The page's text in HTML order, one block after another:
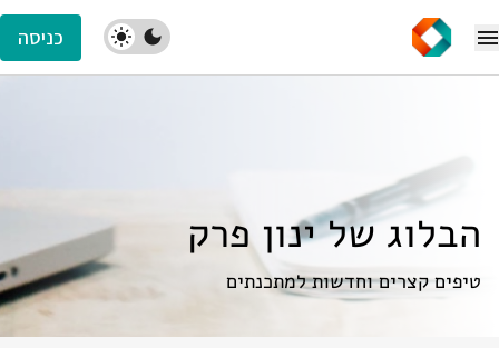
כניסה
הבלוג של ינון פרק
טיפים קצרים וחדשות למתכנתים